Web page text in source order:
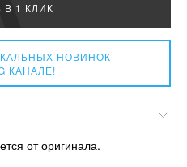
В 1 КЛИК
НОВИНОК
КАНАЛЕ!
от оригинала.